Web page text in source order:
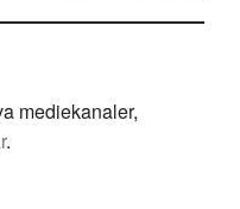
mediekanaler,
.